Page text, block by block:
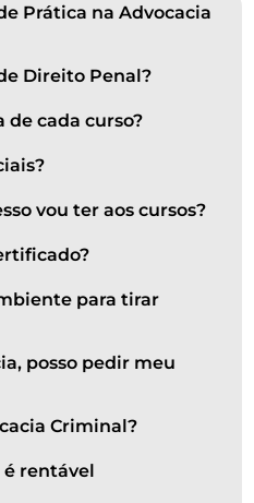
Prática na Advocacia
Direito Penal?
de cada curso?
vou ter aos cursos?
para tirar
posso pedir meu
Criminal?
é rentável